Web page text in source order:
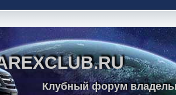
Клубный форум